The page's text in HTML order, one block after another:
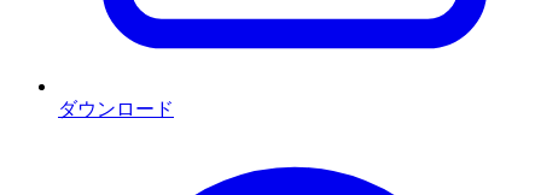
ダウンロード